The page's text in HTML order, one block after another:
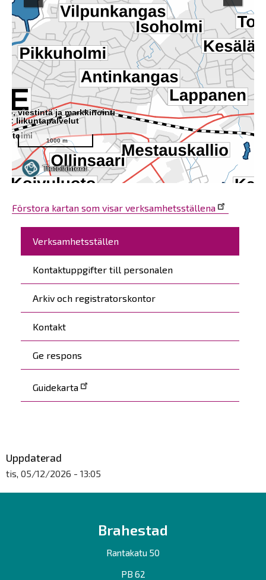
Päävalikko
Verksamhetsställen
Kontaktuppgifter till personalen
Arkiv och registratorskontor
Kontakt
Ge respons
Guidekarta
Förstora kartan som visar verksamhetsställena
Uppdaterad
tis, 05/12/2026 - 13:05
Brahestad
Rantakatu 50
PB 62